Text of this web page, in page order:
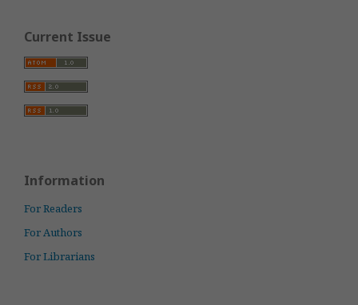
Current Issue
Information
For Readers
For Authors
For Librarians